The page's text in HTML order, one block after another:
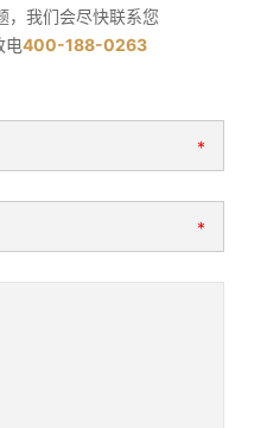
，我们会尽快联系您
电400-188-0263
*
*